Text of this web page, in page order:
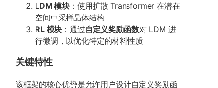
LDM 模块 ：使用扩散 Transformer 在潜在
空间中采样晶体结构
RL 模块 ：通过自定义奖励函数对 LDM 进
行微调，以优化特定的材料性质
关键特性
该框架的核心优势是允许用户设计自定义奖励函